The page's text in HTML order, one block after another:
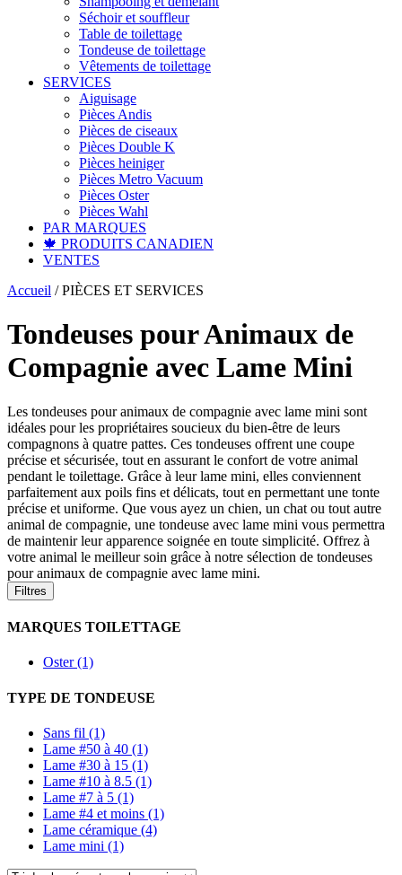
Séchoir et souffleur
Table de toilettage
Tondeuse de toilettage
Vêtements de toilettage
SERVICES
Aiguisage
Pièces Andis
Pièces de ciseaux
Pièces Double K
Pièces heiniger
Pièces Metro Vacuum
Pièces Oster
Pièces Wahl
PAR MARQUES
🍁 PRODUITS CANADIEN
VENTES
Accueil /PIÈCES ET SERVICES
Tondeuses pour Animaux de
Compagnie avec Lame Mini
Les tondeuses pour animaux de compagnie avec lame mini sont
idéales pour les propriétaires soucieux du bien-être de leurs
compagnons à quatre pattes. Ces tondeuses offrent une coupe
précise et sécurisée, tout en assurant le confort de votre animal
pendant le toilettage. Grâce à leur lame mini, elles conviennent
parfaitement aux poils fins et délicats, tout en permettant une tonte
précise et uniforme. Que vous ayez un chien, un chat ou tout autre
animal de compagnie, une tondeuse avec lame mini vous permettra
de maintenir leur apparence soignée en toute simplicité. Offrez à
votre animal le meilleur soin grâce à notre sélection de tondeuses
pour animaux de compagnie avec lame mini.
Filtres
MARQUES TOILETTAGE
Oster (1)
TYPE DE TONDEUSE
Sans fil (1)
Lame #50 à 40 (1)
Lame #30 à 15 (1)
Lame #10 à 8.5 (1)
Lame #7 à 5 (1)
Lame #4 et moins (1)
Lame céramique (4)
Lame mini (1)